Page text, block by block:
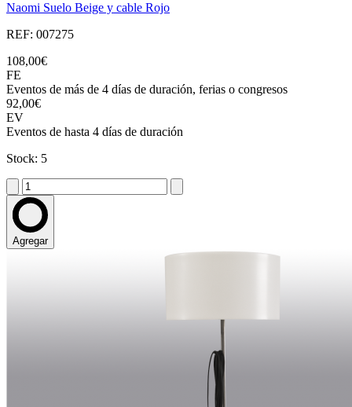
Naomi Suelo Beige y cable Rojo
REF: 007275
108,00€
FE
Eventos de más de 4 días de duración, ferias o congresos
92,00€
EV
Eventos de hasta 4 días de duración
Stock: 5
Agregar